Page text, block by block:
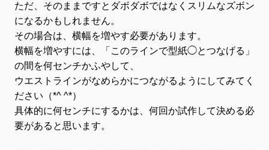
ただ、そのままですとダボダボではなくスリムなズボン
になるかもしれません。
その場合は、横幅を増やす必要があります。
横幅を増やすには、「このラインで型紙◯とつなげる」
の間を何センチかふやして、
ウエストラインがなめらかにつながるようにしてみてく
ださい（*^ ^*）
具体的に何センチにするかは、何回か試作して決める必
要があると思います。